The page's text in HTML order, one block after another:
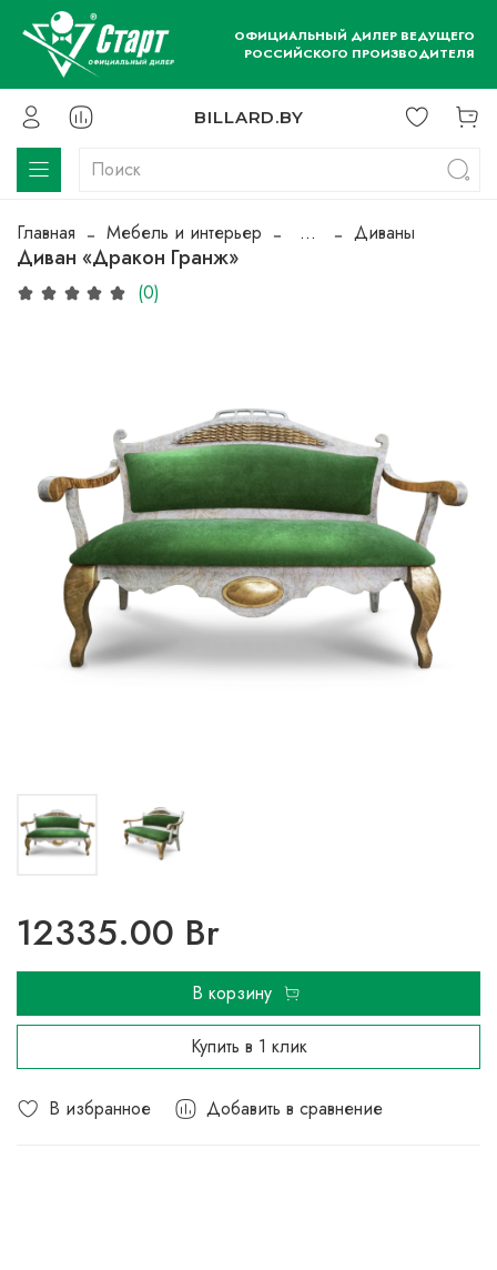
ОФИЦИАЛЬНЫЙ ДИЛЕР ВЕДУЩЕГО
РОССИЙСКОГО ПРОИЗВОДИТЕЛЯ
BILLARD.BY
Главная Мебель и интерьер ... Диваны
Диван «Дракон Гранж»
(0)
В избранное Добавить в сравнение
12335.00 Br
В корзину
Купить в 1 клик